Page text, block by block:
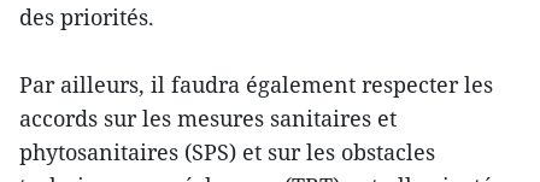
des priorités.
Par ailleurs, il faudra également respecter les
accords sur les mesures sanitaires et
phytosanitaires (SPS) et sur les obstacles